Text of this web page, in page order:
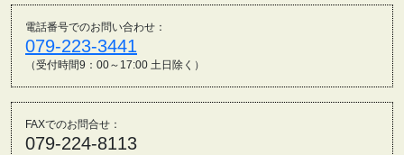
電話番号でのお問い合わせ：
079-223-3441
（受付時間9：00～17:00 土日除く）
FAXでのお問合せ：
079-224-8113